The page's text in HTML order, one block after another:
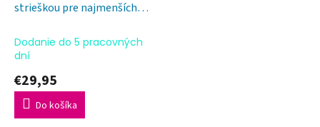
strieškou pre najmenších
Dodanie do 5 pracovných
dní
€29,95
Do košíka